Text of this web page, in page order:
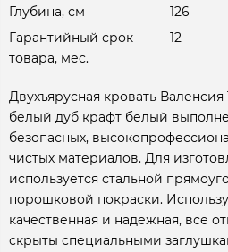
Глубина, см
126
Гарантийный срок
товара, мес.
12
Двухъярусная кровать Валенсия
белый дуб крафт белый
безопасных,
чистых материалов. Для
используется стальной
порошковой покраски.
качественная и надежная, все
скрыты специальными